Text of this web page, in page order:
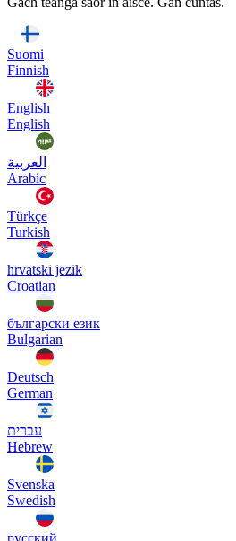
Suomi
Finnish
English
English
العربية
Arabic
Türkçe
Turkish
hrvatski jezik
Croatian
български език
Bulgarian
Deutsch
German
עברית
Hebrew
Svenska
Swedish
русский